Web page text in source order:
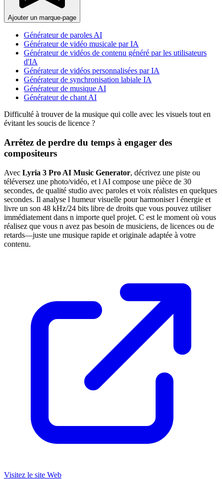
Ajouter un marque-page
Générateur de paroles AI
Générateur de vidéo musicale par IA
Générateur de vidéos de contenu généré par les utilisateurs
d'IA
Générateur de vidéos personnalisées par IA
Générateur de synchronisation labiale IA
Générateur de musique AI
Générateur de chant AI
Difficulté à trouver de la musique qui colle avec les visuels tout en
évitant les soucis de licence ?
Arrêtez de perdre du temps à engager des
compositeurs
Avec Lyria 3 Pro AI Music Generator, décrivez une piste ou
téléversez une photo/vidéo, et l AI compose une pièce de 30
secondes, de qualité studio avec paroles et voix réalistes en quelques
secondes. Il analyse l humeur visuelle pour harmoniser l énergie et
livre un son 48 kHz/24 bits libre de droits que vous pouvez utiliser
immédiatement dans n importe quel projet. C est le moment où vous
réalisez que vous n avez pas besoin de musiciens, de licences ou de
retards—juste une musique rapide et originale adaptée à votre
contenu.
Visitez le site Web